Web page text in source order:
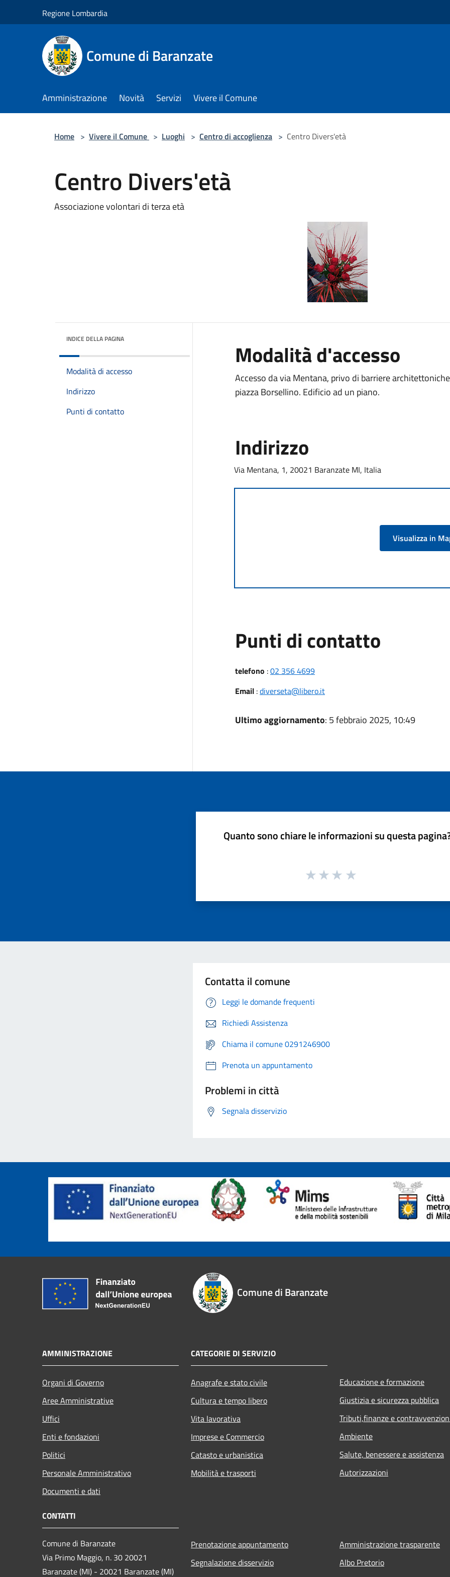
Regione Lombardia
Comune di Baranzate
Amministrazione Novità Servizi Vivere il Comune
Home > Vivere il Comune > Luoghi > Centro di accoglienza > Centro Divers'età
Centro Divers'età
Associazione volontari di terza età
INDICE DELLA PAGINA
Modalità di accesso
Indirizzo
Punti di contatto
Modalità d'accesso
Accesso da via Mentana, privo di barriere
piazza Borsellino. Edificio ad un piano.
Indirizzo
Via Mentana, 1, 20021 Baranzate MI, Italia
Visualizza in
Punti di contatto
telefono :02 356 4699
Email:diverseta@libero.it
Ultimo aggiornamento: 5 febbraio 2025, 10:49
Quanto sono chiare le informazioni su questa
Contatta il comune
Leggi le domande frequenti
Richiedi Assistenza
Chiama il comune 0291246900
Prenota un appuntamento
Problemi in città
Segnala disservizio
Comune di Baranzate
AMMINISTRAZIONE
Organi di Governo
Aree Amministrative
Uffici
Enti e fondazioni
Politici
Personale Amministrativo
Documenti e dati
CATEGORIE DI SERVIZIO
Anagrafe e stato civile
Cultura e tempo libero
Vita lavorativa
Imprese e Commercio
Catasto e urbanistica
Mobilità e trasporti
Educazione e formazione
Giustizia e sicurezza pubblica
Tributi,finanze e
Ambiente
Salute, benessere e assistenza
Autorizzazioni
CONTATTI
Comune di Baranzate
Via Primo Maggio, n. 30 20021
Baranzate (MI) - 20021 Baranzate (MI)
Prenotazione appuntamento
Segnalazione disservizio
Amministrazione trasparente
Albo Pretorio